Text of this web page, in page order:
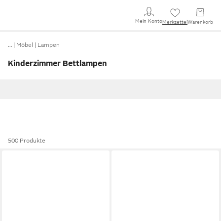
Mein KontoMerkzettel Warenkorb
… Möbel Lampen
Kinderzimmer Bettlampen
500 Produkte